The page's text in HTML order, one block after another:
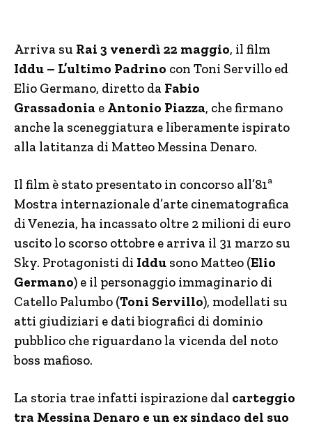
Arriva su Rai 3 venerdì 22 maggio, il film
Iddu – L’ultimo Padrino con Toni Servillo ed
Elio Germano, diretto da Fabio
Grassadonia e Antonio Piazza, che firmano
anche la sceneggiatura e liberamente ispirato
alla latitanza di Matteo Messina Denaro.
Il film è stato presentato in concorso all’81ª
Mostra internazionale d’arte cinematografica
di Venezia, ha incassato oltre 2 milioni di euro
uscito lo scorso ottobre e arriva il 31 marzo su
Sky. Protagonisti di Iddu sono Matteo (Elio
Germano) e il personaggio immaginario di
Catello Palumbo (Toni Servillo), modellati su
atti giudiziari e dati biografici di dominio
pubblico che riguardano la vicenda del noto
boss mafioso.
La storia trae infatti ispirazione dal carteggio
tra Messina Denaro e un ex sindaco del suo